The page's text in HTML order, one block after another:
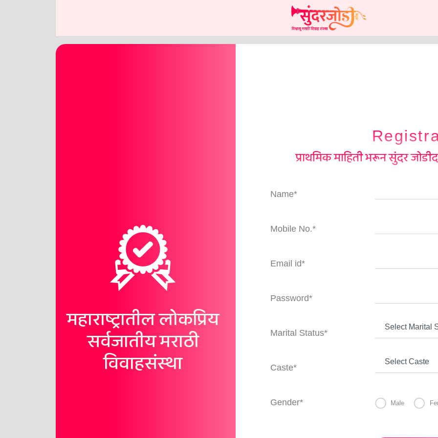
महाराष्ट्रातील लोकप्रिय
सर्वजातीय मराठी
विवाहसंस्था
प्राथमिक माहिती भरून सुंदर
Name*
Mobile No.*
Email id*
Password*
Marital Status*
Caste*
Gender* Male